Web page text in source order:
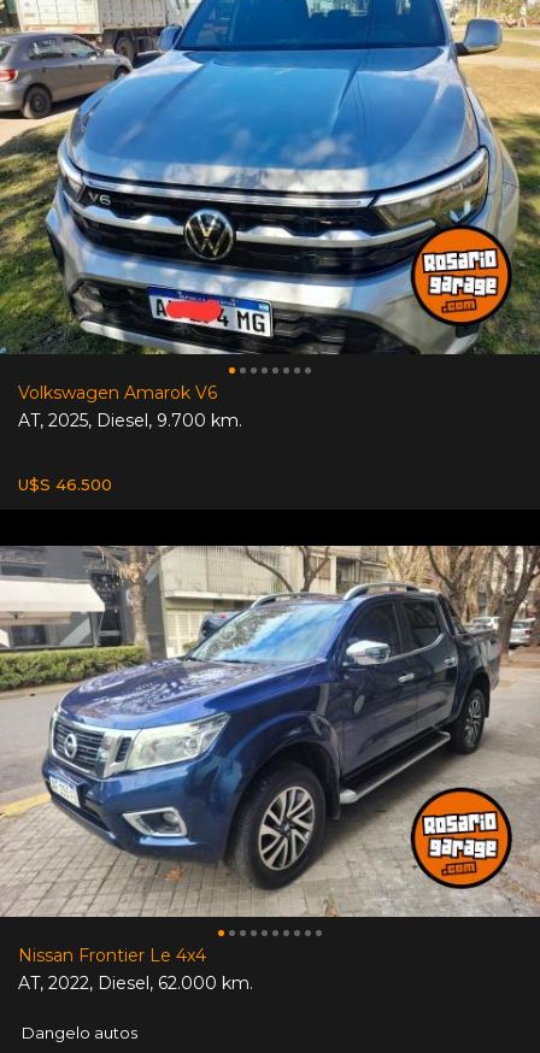
Volkswagen Amarok V6
AT, 2025, Diesel, 9.700 km.
U$S 46.500
Nissan Frontier Le 4x4
AT, 2022, Diesel, 62.000 km.
Dangelo autos